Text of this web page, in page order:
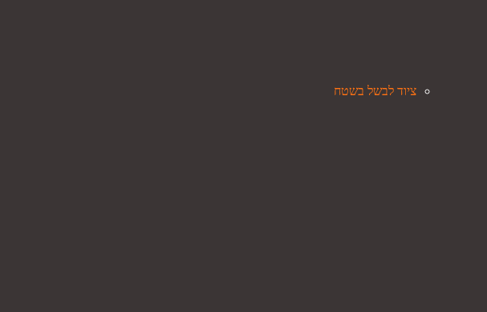
ציוד לבשל בשטח